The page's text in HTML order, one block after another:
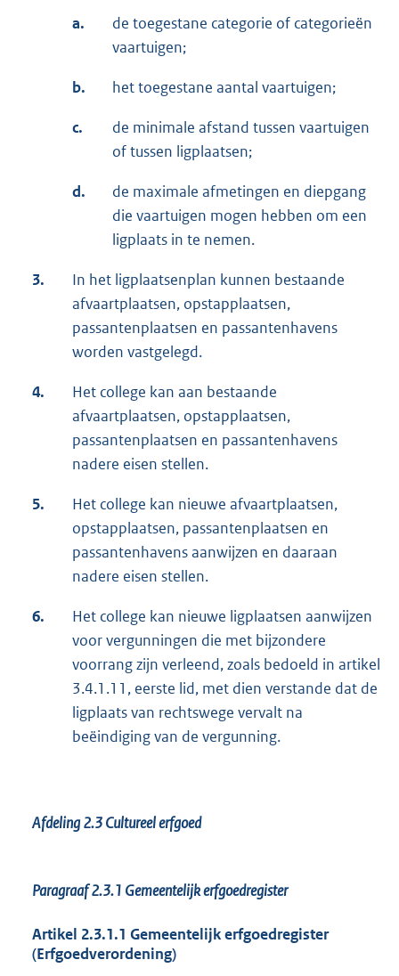
a.
de toegestane categorie of categorieën
vaartuigen;
b. het toegestane aantal vaartuigen;
c.
de minimale afstand tussen vaartuigen
of tussen ligplaatsen;
d.
de maximale afmetingen en diepgang
die vaartuigen mogen hebben om een
ligplaats in te nemen.
3.
In het ligplaatsenplan kunnen bestaande
afvaartplaatsen, opstapplaatsen,
passantenplaatsen en passantenhavens
worden vastgelegd.
4.
Het college kan aan bestaande
afvaartplaatsen, opstapplaatsen,
passantenplaatsen en passantenhavens
nadere eisen stellen.
5.
Het college kan nieuwe afvaartplaatsen,
opstapplaatsen, passantenplaatsen en
passantenhavens aanwijzen en daaraan
nadere eisen stellen.
6.
Het college kan nieuwe ligplaatsen aanwijzen
voor vergunningen die met bijzondere
voorrang zijn verleend, zoals bedoeld in artikel
3.4.1.11, eerste lid, met dien verstande dat de
ligplaats van rechtswege vervalt na
beëindiging van de vergunning.
Afdeling 2.3 Cultureel erfgoed
Paragraaf 2.3.1 Gemeentelijk erfgoedregister
Artikel 2.3.1.1 Gemeentelijk erfgoedregister
(Erfgoedverordening)